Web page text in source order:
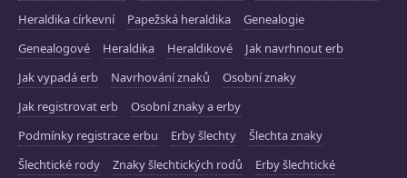
Heraldika církevní
Papežská heraldika
Genealogie
Genealogové
Heraldika Heraldikové
Jak navrhnout erb
Jak vypadá erb
Navrhování znaků
Osobní znaky
Jak registrovat erb
Osobní znaky a erby
Podmínky registrace erbu
Erby šlechty
Šlechta znaky
Šlechtické rody
Znaky šlechtických rodů
Erby šlechtické